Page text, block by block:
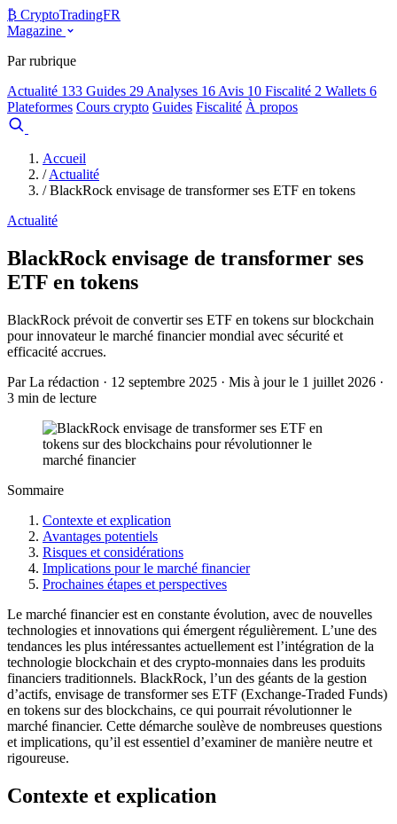
₿ CryptoTradingFR
Magazine
Par rubrique
Actualité 133 Guides 29 Analyses 16 Avis 10 Fiscalité 2 Wallets 6
Plateformes Cours crypto Guides Fiscalité À propos
Accueil
/ Actualité
/ BlackRock envisage de transformer ses ETF en tokens
Actualité
BlackRock envisage de transformer ses
ETF en tokens
BlackRock prévoit de convertir ses ETF en tokens sur blockchain
pour innovateur le marché financier mondial avec sécurité et
efficacité accrues.
Par La rédaction · 12 septembre 2025 · Mis à jour le 1 juillet 2026 ·
3 min de lecture
Sommaire
Contexte et explication
Avantages potentiels
Risques et considérations
Implications pour le marché financier
Prochaines étapes et perspectives
Le marché financier est en constante évolution, avec de nouvelles
technologies et innovations qui émergent régulièrement. L’une des
tendances les plus intéressantes actuellement est l’intégration de la
technologie blockchain et des crypto-monnaies dans les produits
financiers traditionnels. BlackRock, l’un des géants de la gestion
d’actifs, envisage de transformer ses ETF (Exchange-Traded Funds)
en tokens sur des blockchains, ce qui pourrait révolutionner le
marché financier. Cette démarche soulève de nombreuses questions
et implications, qu’il est essentiel d’examiner de manière neutre et
rigoureuse.
Contexte et explication